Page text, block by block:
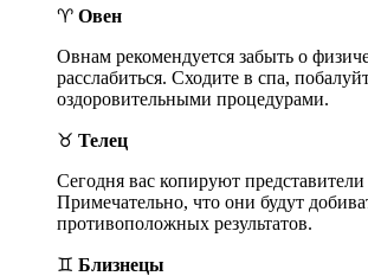
♈ Овен
Овнам рекомендуется забыть о
расслабиться. Сходите в спа,
оздоровительными процедурами.
♉ Телец
Сегодня вас копируют представители
Примечательно, что они будут
противоположных результатов.
♊ Близнецы